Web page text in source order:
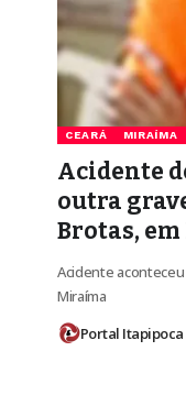
CEARÁ MIRAÍMA
Acidente
outra
Brotas,
Acidente
Miraíma
Portal Itapipoca